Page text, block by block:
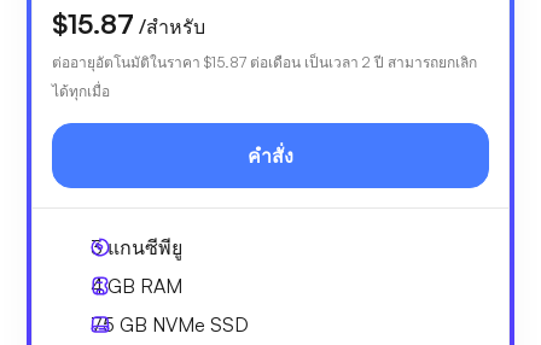
$15.87 /สำหรับ
ต่ออายุอัตโนมัติในราคา $15.87 ต่อเดือน เป็นเวลา 2 ปี สามารถยกเลิก
ได้ทุกเมื่อ
คำสั่ง
3แกนซีพียู
4 GB RAM
75 GB NVMe SSD